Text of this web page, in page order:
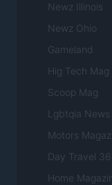
Newz Illinois
Newz Ohio
Gameland
Hig Tech Mag
Scoop Mag
Lgbtqia News
Motors
Day Travel
Home